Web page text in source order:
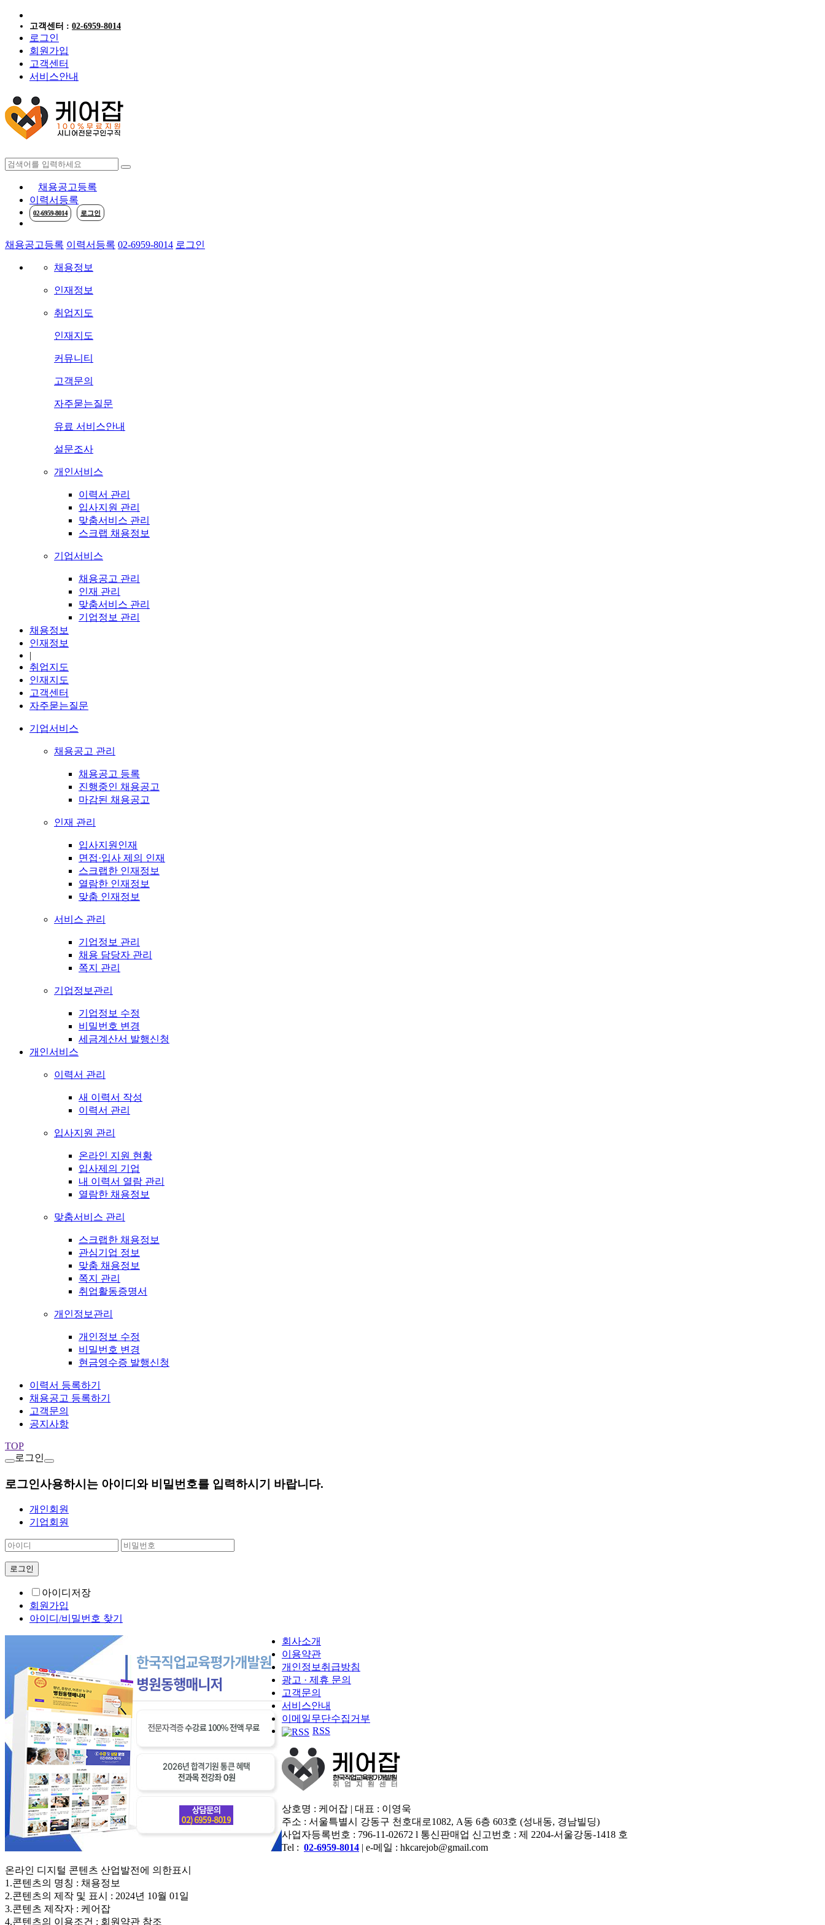
고객센터 : 02-6959-8014
로그인
회원가입
고객센터
서비스안내
케어잡 공식 취업지원센터
채용공고등록
이력서등록
02-6959-8014 로그인
채용공고등록 이력서등록 02-6959-8014 로그인
채용정보
인재정보
취업지도
인재지도
커뮤니티
고객문의
자주묻는질문
유료 서비스안내
설문조사
개인서비스
이력서 관리
입사지원 관리
맞춤서비스 관리
스크랩 채용정보
기업서비스
채용공고 관리
인재 관리
맞춤서비스 관리
기업정보 관리
채용정보
인재정보
|
취업지도
인재지도
고객센터
자주묻는질문
기업서비스
채용공고 관리
채용공고 등록
진행중인 채용공고
마감된 채용공고
인재 관리
입사지원인재
면접·입사 제의 인재
스크랩한 인재정보
열람한 인재정보
맞춤 인재정보
서비스 관리
기업정보 관리
채용 담당자 관리
쪽지 관리
기업정보관리
기업정보 수정
비밀번호 변경
세금계산서 발행신청
개인서비스
이력서 관리
새 이력서 작성
이력서 관리
입사지원 관리
온라인 지원 현황
입사제의 기업
내 이력서 열람 관리
열람한 채용정보
맞춤서비스 관리
스크랩한 채용정보
관심기업 정보
맞춤 채용정보
쪽지 관리
취업활동증명서
개인정보관리
개인정보 수정
비밀번호 변경
현금영수증 발행신청
이력서 등록하기
채용공고 등록하기
고객문의
공지사항
TOP
로그인
로그인사용하시는 아이디와 비밀번호를 입력하시기 바랍니다.
개인회원
기업회원
로그인
아이디저장
회원가입
아이디/비밀번호 찾기
회사소개
이용약관
개인정보취급방침
광고 · 제휴 문의
고객문의
서비스안내
이메일무단수집거부
RSS
상호명 : 케어잡 | 대표 : 이영욱
주소 : 서울특별시 강동구 천호대로1082, A동 6층 603호 (성내동, 경남빌딩)
사업자등록번호 : 796-11-02672 l 통신판매업 신고번호 : 제 2204-서울강동-1418 호
Tel : 02-6959-8014 | e-메일 : hkcarejob@gmail.com
온라인 디지털 콘텐츠 산업발전에 의한표시
1.콘텐츠의 명칭 : 채용정보
2.콘텐츠의 제작 및 표시 : 2024년 10월 01일
3.콘텐츠 제작자 : 케어잡
4.콘텐츠의 이용조건 : 회원약관 참조